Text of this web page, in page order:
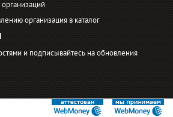
организация в каталог
и подписывайтесь на обновления